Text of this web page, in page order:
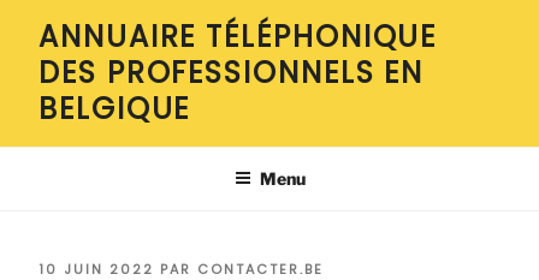
contenu
principal
ANNUAIRE TÉLÉPHONIQUE
DES PROFESSIONNELS EN
BELGIQUE
Menu
PUBLIÉ
10 JUIN 2022 PAR CONTACTER.BE